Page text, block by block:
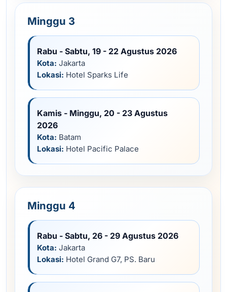
Minggu 3
Rabu - Sabtu, 19 - 22 Agustus 2026
Kota: Jakarta
Lokasi: Hotel Sparks Life
Kamis - Minggu, 20 - 23 Agustus
2026
Kota: Batam
Lokasi: Hotel Pacific Palace
Minggu 4
Rabu - Sabtu, 26 - 29 Agustus 2026
Kota: Jakarta
Lokasi: Hotel Grand G7, PS. Baru